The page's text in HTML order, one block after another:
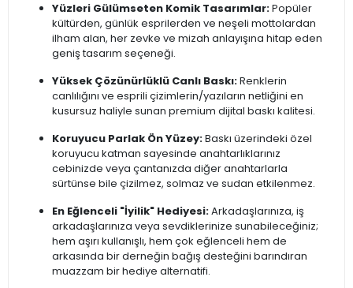
Yüzleri Gülümseten Komik Tasarımlar:Popüler
kültürden, günlük esprilerden ve neşeli mottolardan
ilham alan, her zevke ve mizah anlayışına hitap eden
geniş tasarım seçeneği.
Yüksek Çözünürlüklü Canlı Baskı:Renklerin
canlılığını ve esprili çizimlerin/yazıların netliğini en
kusursuz haliyle sunan premium dijital baskı kalitesi.
Koruyucu Parlak Ön Yüzey:Baskı üzerindeki özel
koruyucu katman sayesinde anahtarlıklarınız
cebinizde veya çantanızda diğer anahtarlarla
sürtünse bile çizilmez, solmaz ve sudan etkilenmez.
En Eğlenceli "İyilik" Hediyesi:Arkadaşlarınıza, iş
arkadaşlarınıza veya sevdiklerinize sunabileceğiniz;
hem aşırı kullanışlı, hem çok eğlenceli hem de
arkasında bir derneğin bağış desteğini barındıran
muazzam bir hediye alternatifi.